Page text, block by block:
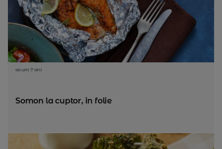
acum 7 ani
Somon la cuptor, in folie